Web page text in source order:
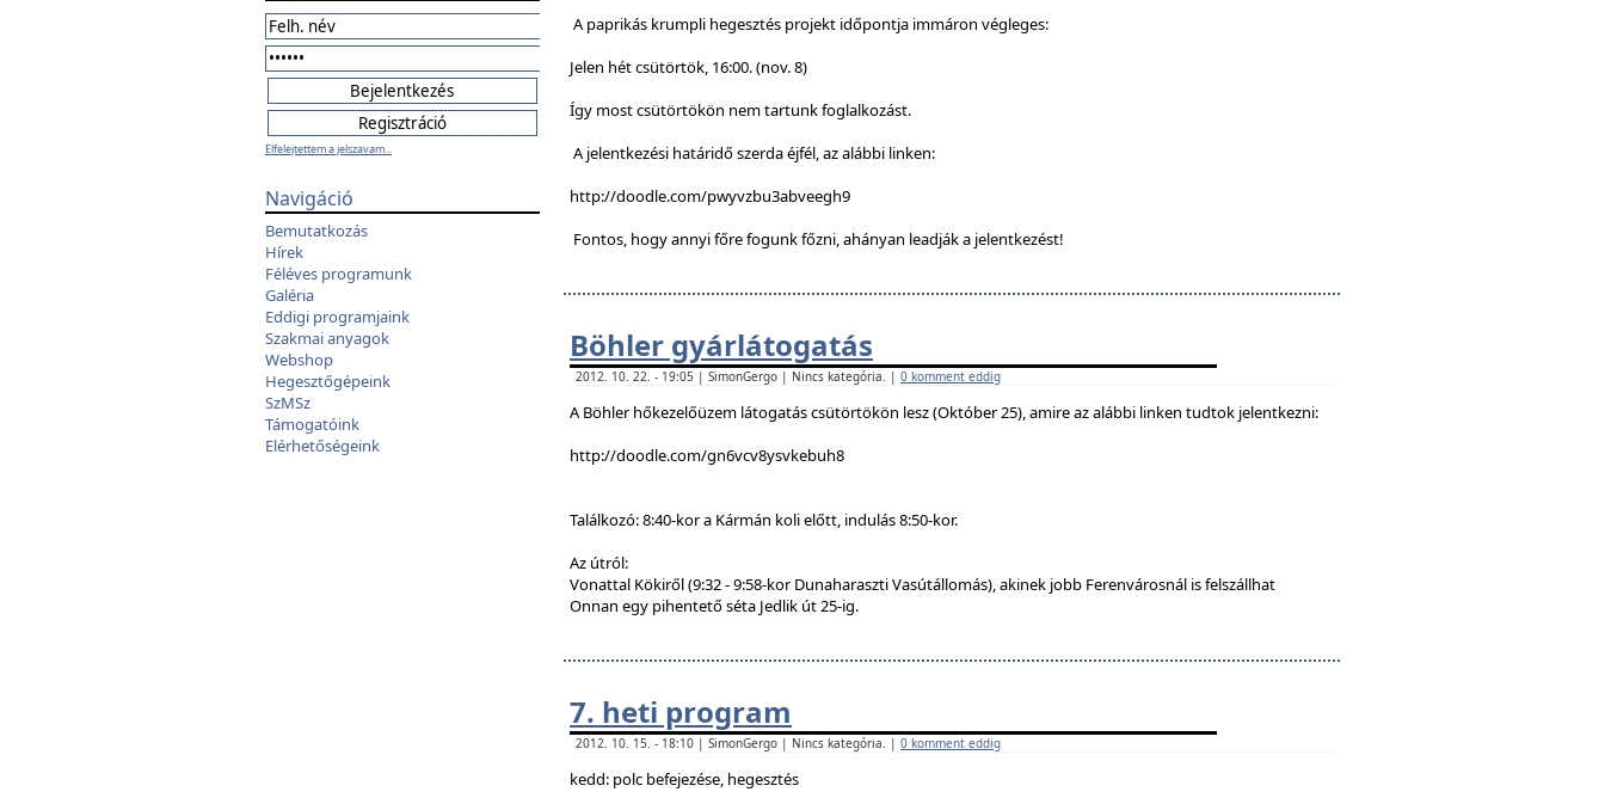
Elfelejtettem a jelszavam...
Navigáció
Bemutatkozás
Hírek
Féléves programunk
Galéria
Eddigi programjaink
Szakmai anyagok
Webshop
Hegesztőgépeink
SzMSz
Támogatóink
Elérhetőségeink
A paprikás krumpli hegesztés projekt időpontja immáron végleges:
Jelen hét csütörtök, 16:00. (nov. 8)
Így most csütörtökön nem tartunk foglalkozást.
A jelentkezési határidő szerda éjfél, az alábbi linken:
http://doodle.com/pwyvzbu3abveegh9
Fontos, hogy annyi főre fogunk főzni, ahányan leadják a jelentkezést!
Böhler gyárlátogatás
2012. 10. 22. - 19:05 | SimonGergo | Nincs kategória. | 0 komment eddig
A Böhler hőkezelőüzem látogatás csütörtökön lesz (Október 25), amire az alábbi linken tudtok jelentkezni:
http://doodle.com/gn6vcv8ysvkebuh8
Találkozó: 8:40-kor a Kármán koli előtt, indulás 8:50-kor.
Az útról:
Vonattal Kökiről (9:32 - 9:58-kor Dunaharaszti Vasútállomás), akinek jobb Ferenvárosnál is felszállhat
Onnan egy pihentető séta Jedlik út 25-ig.
7. heti program
2012. 10. 15. - 18:10 | SimonGergo | Nincs kategória. | 0 komment eddig
kedd: polc befejezése, hegesztés